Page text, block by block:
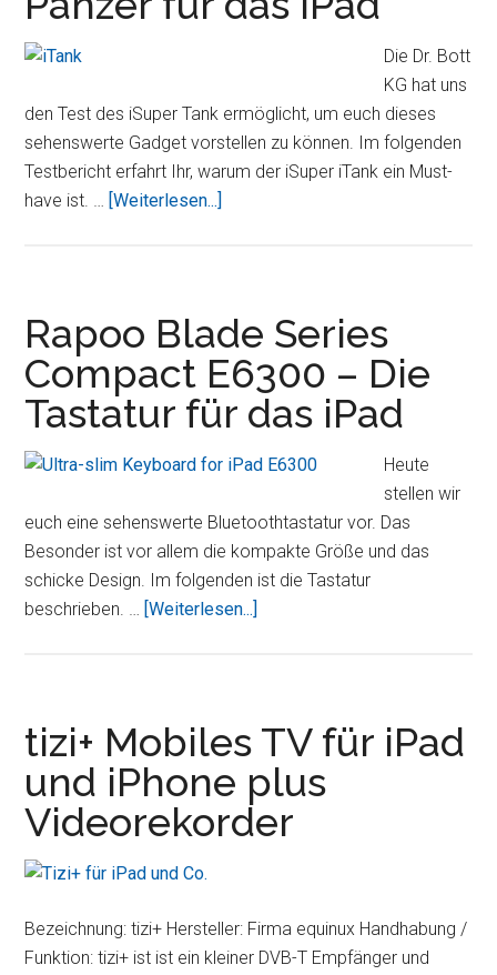
Die Dr. Bott
KG hat uns
den Test des iSuper Tank ermöglicht, um euch dieses
sehenswerte Gadget vorstellen zu können. Im folgenden
Testbericht erfahrt Ihr, warum der iSuper iTank ein Must-
have ist. … [Weiterlesen...]
Bluetooth
gesteuerte
Panzer
für
das
iPad
Rapoo Blade Series
Compact E6300 – Die
Tastatur für das iPad
Heute
stellen wir
euch eine sehenswerte Bluetoothtastatur vor. Das
Besonder ist vor allem die kompakte Größe und das
schicke Design. Im folgenden ist die Tastatur
beschrieben. … [Weiterlesen...]
E6300
Die
Tastatur
für
tizi+ Mobiles TV für iPad
und iPhone plus
Videorekorder
Bezeichnung: tizi+ Hersteller: Firma equinux Handhabung /
Funktion: tizi+ ist ist ein kleiner DVB-T Empfänger und